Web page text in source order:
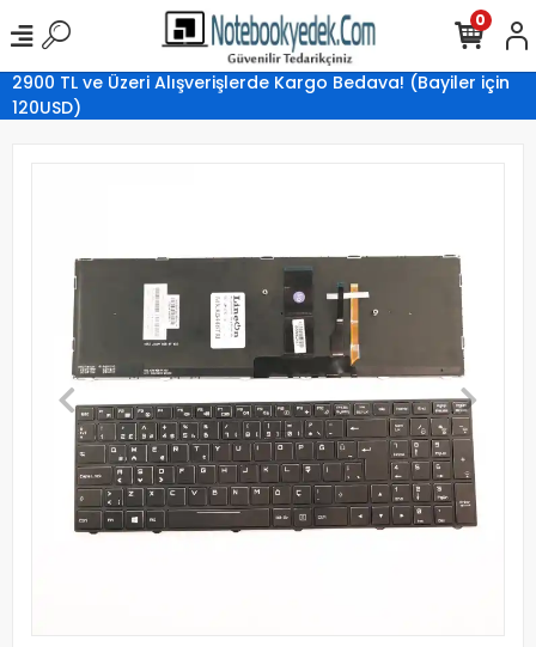
2900 TL ve Üzeri Alışverişlerde Kargo Bedava! (Bayiler için
120USD)
0